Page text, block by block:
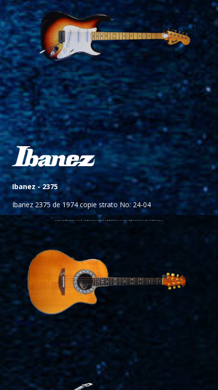
Ibanez -2375
Ibanez 2375 de 1974 copie strato No: 24-04